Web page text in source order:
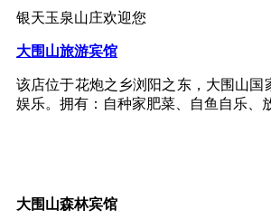
银天玉泉山庄欢迎您
大围山旅游宾馆
该店位于花炮之乡浏阳之东，大围山国
娱乐。拥有：自种家肥菜、自鱼自乐、
大围山森林宾馆